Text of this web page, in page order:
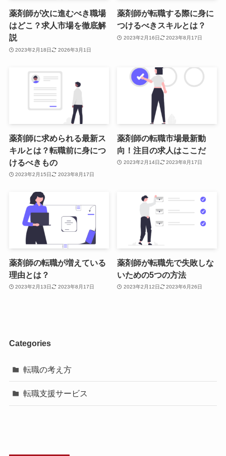
薬剤師が次に進むべき職場
はどこ？求人市場を徹底解
説
2023年2月18日 2026年3月1日
薬剤師が転職する際に身に
つけるべきスキルとは？
2023年2月16日 2023年8月17日
薬剤師に求められる最新ス
キルとは？転職前に身につ
けるべきもの
2023年2月15日 2023年8月17日
薬剤師の転職市場最新動
向！注目の求人はここだ
2023年2月14日 2023年8月17日
薬剤師の転職が増えている
理由とは？
2023年2月13日 2023年8月17日
薬剤師が転職先で失敗しな
いための5つの方法
2023年2月12日 2023年6月26日
Categories
転職の考え方
転職支援サービス